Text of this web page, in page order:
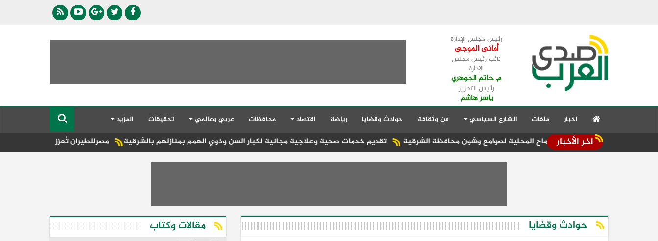
رئيس مجلس الإدارة
أمانى الموجى
نائب رئيس مجلس
الإدارة
م. حاتم الجوهري
رئيس التحرير
ياسر هاشم
اخبار ملفات الشارع السياسي فن وثقافة حوادث وقضايا رياضة اقتصاد محافظات عربي وعالمي تحقيقات المزيد
اخر الأخبار مصرللطيران تُعزز الحركة السياحية إلى المقاصد تقديم خدمات صحية وعلاجية مجانية لكبار السن وذوي الهمم بمنازلهم بالشرقية استمرار تدفق الأقماح المحلية لصوامع وشون محافظة الشرقية
حوادث وقضايا مقالات وكتاب